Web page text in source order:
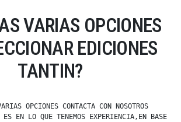
VARIAS OPCIONES
EDICIONES
TANTIN?
OPCIONES CONTACTA CON NOSOTROS
EN LO QUE TENEMOS EXPERIENCIA,EN BASE